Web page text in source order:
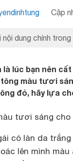
Cập
nội dung chính trong
là lúc bạn nên
màu tươi
đỏ, hãy lựa
tươi sáng
có làn da
lên mình